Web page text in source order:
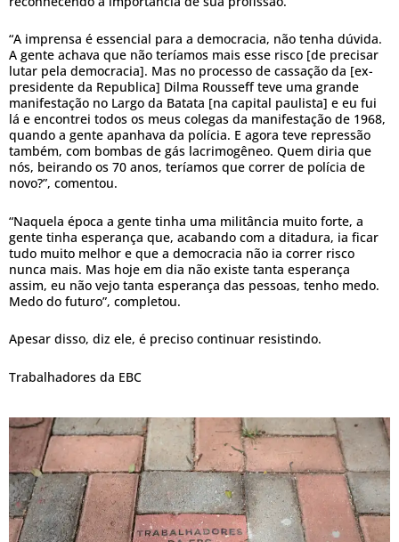
“A imprensa é essencial para a democracia, não tenha dúvida.
A gente achava que não teríamos mais esse risco [de precisar
lutar pela democracia]. Mas no processo de cassação da [ex-
presidente da Republica] Dilma Rousseff teve uma grande
manifestação no Largo da Batata [na capital paulista] e eu fui
lá e encontrei todos os meus colegas da manifestação de 1968,
quando a gente apanhava da polícia. E agora teve repressão
também, com bombas de gás lacrimogêneo. Quem diria que
nós, beirando os 70 anos, teríamos que correr de polícia de
novo?”, comentou.
“Naquela época a gente tinha uma militância muito forte, a
gente tinha esperança que, acabando com a ditadura, ia ficar
tudo muito melhor e que a democracia não ia correr risco
nunca mais. Mas hoje em dia não existe tanta esperança
assim, eu não vejo tanta esperança das pessoas, tenho medo.
Medo do futuro”, completou.
Apesar disso, diz ele, é preciso continuar resistindo.
Trabalhadores da EBC